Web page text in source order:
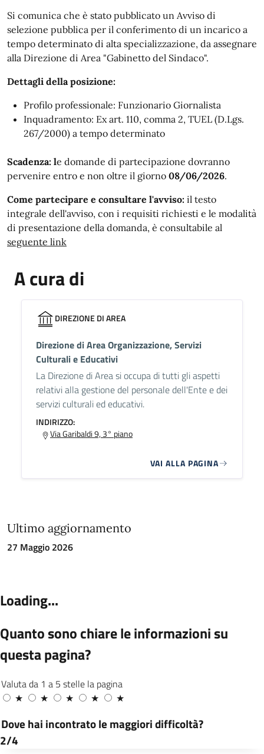
Descrizione
Si comunica che è stato pubblicato un Avviso di
selezione pubblica per il conferimento di un incarico a
tempo determinato di alta specializzazione, da assegnare
alla Direzione di Area "Gabinetto del Sindaco".
Dettagli della posizione:
Profilo professionale: Funzionario Giornalista
Inquadramento: Ex art. 110, comma 2, TUEL (D.Lgs.
267/2000) a tempo determinato
Scadenza: le domande di partecipazione dovranno
pervenire entro e non oltre il giorno 08/06/2026.
Come partecipare e consultare l'avviso: il testo
integrale dell'avviso, con i requisiti richiesti e le modalità
di presentazione della domanda, è consultabile al
seguente link
A cura di
DIREZIONE DI AREA
Direzione di Area Organizzazione, Servizi
Culturali e Educativi
La Direzione di Area si occupa di tutti gli aspetti
relativi alla gestione del personale dell'Ente e dei
servizi culturali ed educativi.
INDIRIZZO:
Via Garibaldi 9, 3° piano
VAI ALLA PAGINA
Ultimo aggiornamento
27 Maggio 2026